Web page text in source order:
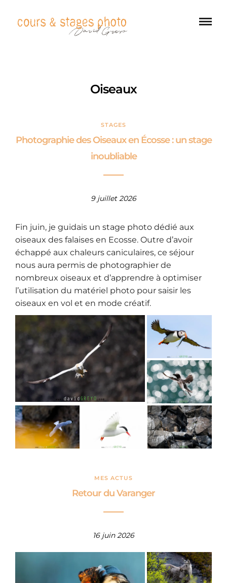
Oiseaux
STAGES
Photographie des Oiseaux en Écosse : un stage
inoubliable
9 juillet 2026
Fin juin, je guidais un stage photo dédié aux
oiseaux des falaises en Ecosse. Outre d’avoir
échappé aux chaleurs caniculaires, ce séjour
nous aura permis de photographier de
nombreux oiseaux et d’apprendre à optimiser
l’utilisation du matériel photo pour saisir les
oiseaux en vol et en mode créatif.
MES ACTUS
Retour du Varanger
16 juin 2026